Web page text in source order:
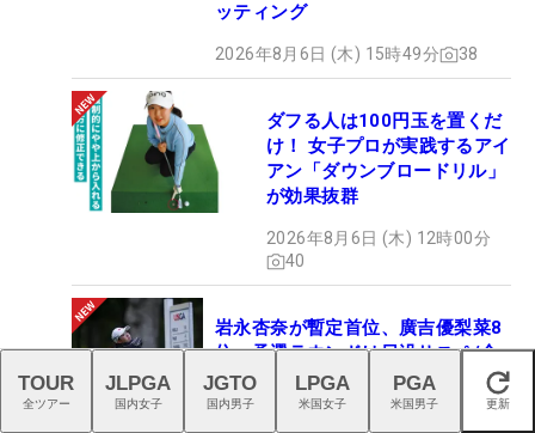
ッティング
2026年8月6日 (木) 15時49分 38
ダフる人は100円玉を置くだ
け！ 女子プロが実践するアイ
アン「ダウンブロードリル」
が効果抜群
2026年8月6日 (木) 12時00分
40
岩永杏奈が暫定首位、廣吉優梨菜8
位 予選ラウンドは日没サスペ/全
米女子アマ
閉じる
TOUR
全ツアー
JLPGA
国内女子
JGTO
国内男子
LPGA
米国女子
PGA
米国男子 更新